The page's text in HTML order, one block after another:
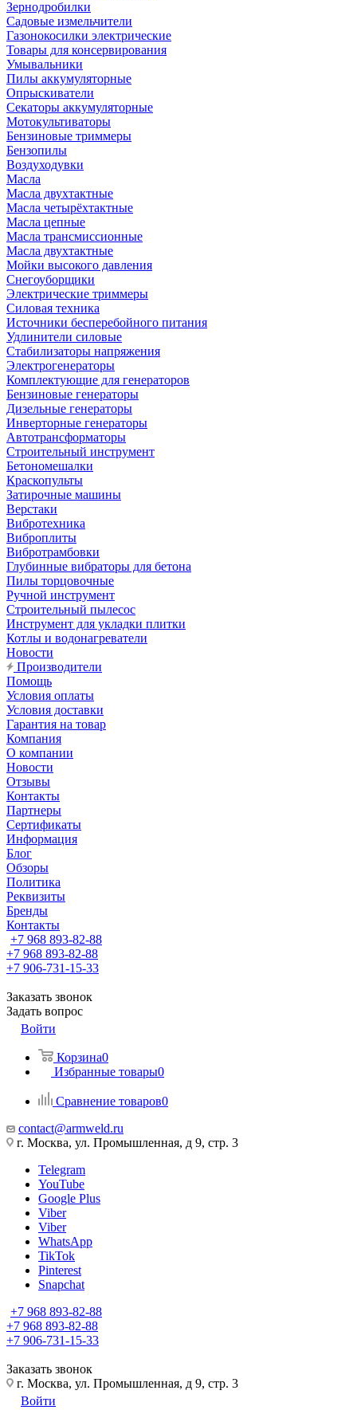
Зернодробилки
Садовые измельчители
Газонокосилки электрические
Товары для консервирования
Умывальники
Пилы аккумуляторные
Опрыскиватели
Секаторы аккумуляторные
Мотокультиваторы
Бензиновые триммеры
Бензопилы
Воздуходувки
Масла
Масла двухтактные
Масла четырёхтактные
Масла цепные
Масла трансмиссионные
Масла двухтактные
Мойки высокого давления
Снегоуборщики
Электрические триммеры
Силовая техника
Источники бесперебойного питания
Удлинители силовые
Стабилизаторы напряжения
Электрогенераторы
Комплектующие для генераторов
Бензиновые генераторы
Дизельные генераторы
Инверторные генераторы
Автотрансформаторы
Строительный инструмент
Бетономешалки
Краскопульты
Затирочные машины
Верстаки
Вибротехника
Виброплиты
Вибротрамбовки
Глубинные вибраторы для бетона
Пилы торцовочные
Ручной инструмент
Строительный пылесос
Инструмент для укладки плитки
Котлы и водонагреватели
Новости
Производители
Помощь
Условия оплаты
Условия доставки
Гарантия на товар
Компания
О компании
Новости
Отзывы
Контакты
Партнеры
Сертификаты
Информация
Блог
Обзоры
Политика
Реквизиты
Бренды
Контакты
+7 968 893-82-88
+7 968 893-82-88
+7 906-731-15-33
Заказать звонок
Задать вопрос
Войти
Корзина0
Избранные товары0
Сравнение товаров0
contact@armweld.ru
г. Москва, ул. Промышленная, д 9, стр. 3
Telegram
YouTube
Google Plus
Viber
Viber
WhatsApp
TikTok
Pinterest
Snapchat
+7 968 893-82-88
+7 968 893-82-88
+7 906-731-15-33
Заказать звонок
г. Москва, ул. Промышленная, д 9, стр. 3
Войти